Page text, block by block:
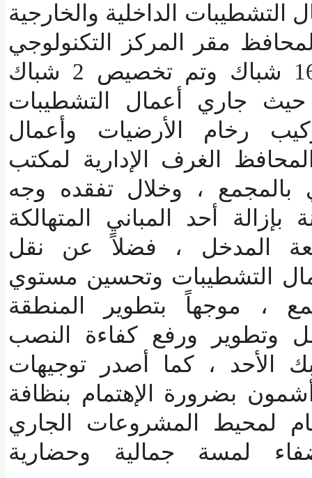
التشطيبات الداخلية والخارجية
المحافظ مقر المركز التكنولوجي
بالمجمع والذي يضم 16 شباك وتم تخصيص 2 شباك
جاري أعمال التشطيبات
رخام الأرضيات وأعمال
الغرف الإدارية لمكتب
، وخلال تفقده وجه
أحد المباني المتهالكة
المدخل ، فضلاً عن نقل
التشطيبات وتحسين مستوي
، موجهاً بتطوير المنطقة
وتطوير ورفع كفاءة النصب
الأحد ، كما أصدر توجيهات
بضرورة الإهتمام بنظافة
لمحيط المشروعات الجاري
لمسة جمالية وحضارية